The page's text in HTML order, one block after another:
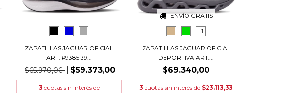
ZAPATILLAS JAGUAR OFICIAL
ART. #9385 39...
$65.970,00 $59.373,00
3 cuotas sin interés de
ENVÍO GRATIS
+1
ZAPATILLAS JAGUAR OFICIAL
DEPORTIVA ART....
$69.340,00
3 cuotas sin interés de $23.113,33